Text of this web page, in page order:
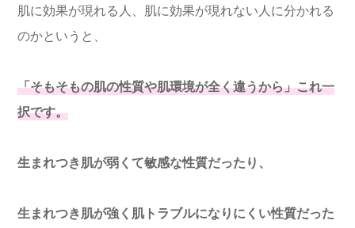
肌に効果が現れる人、肌に効果が現れない人に分かれる
のかというと、
「そもそもの肌の性質や肌環境が全く違うから」これ一
択です。
生まれつき肌が弱くて敏感な性質だったり、
生まれつき肌が強く肌トラブルになりにくい性質だった